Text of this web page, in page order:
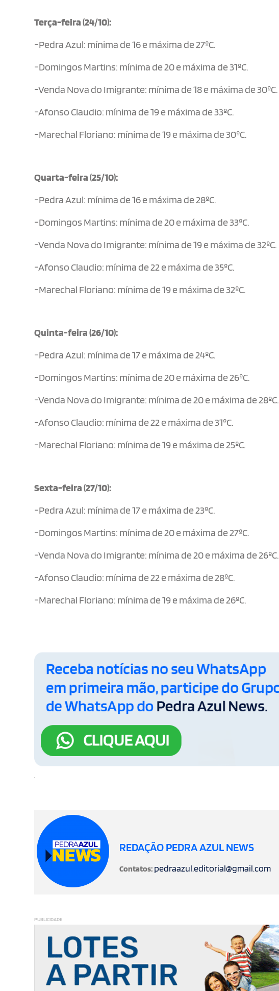
Terça-feira (24/10):
-Pedra Azul: mínima de 16 e máxima de 27ºC.
-Domingos Martins: mínima de 20 e máxima de 31ºC.
-Venda Nova do Imigrante: mínima de 18 e máxima de 30ºC.
-Afonso Claudio: mínima de 19 e máxima de 33ºC.
-Marechal Floriano: mínima de 19 e máxima de 30ºC.
Quarta-feira (25/10):
-Pedra Azul: mínima de 16 e máxima de 28ºC.
-Domingos Martins: mínima de 20 e máxima de 33ºC.
-Venda Nova do Imigrante: mínima de 19 e máxima de 32ºC.
-Afonso Claudio: mínima de 22 e máxima de 35ºC.
-Marechal Floriano: mínima de 19 e máxima de 32ºC.
Quinta-feira (26/10):
-Pedra Azul: mínima de 17 e máxima de 24ºC.
-Domingos Martins: mínima de 20 e máxima de 26ºC.
-Venda Nova do Imigrante: mínima de 20 e máxima de 28ºC.
-Afonso Claudio: mínima de 22 e máxima de 31ºC.
-Marechal Floriano: mínima de 19 e máxima de 25ºC.
Sexta-feira (27/10):
-Pedra Azul: mínima de 17 e máxima de 23ºC.
-Domingos Martins: mínima de 20 e máxima de 27ºC.
-Venda Nova do Imigrante: mínima de 20 e máxima de 26ºC.
-Afonso Claudio: mínima de 22 e máxima de 28ºC.
-Marechal Floriano: mínima de 19 e máxima de 26ºC.
REDAÇÃO PEDRA AZUL NEWS
Contatos: pedraazul.editorial@gmail.com
PUBLICIDADE